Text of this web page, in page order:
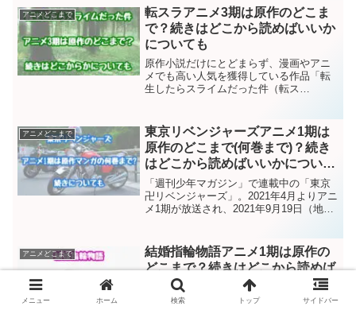
ここで気になるのはアニメ2期（第2シリ
ーズ）は原作マ...
アニメどこまで
転スラアニメ3期は原作のどこま
で？続きはどこから読めばいいか
についても
原作小説だけにとどまらず、漫画やアニ
メでも高い人気を獲得している作品「転
生したらスライムだった件（転ス
スラ」アニメ3期では原作小説・漫画のど
こからどこまでが描かれ...
アニメどこまで
東京リベンジャーズアニメ1期は
原作のどこまで(何巻まで)？続き
はどこから読めばいいかについて
も
「週刊少年マガジン」で連載中の「東京
卍リベンジャーズ」。2021年4月よりアニ
メ1期が放送され、2021年9月19日（地域
ニメと劇場版映画があったことで、さら
に人気が...
アニメどこまで
結婚指輪物語アニメ1期は原作の
どこまで？続きはどこから読めば
いいかについても
「月刊ビッグガンガン」（スクウェア・
メニュー ホーム 検索 トップ サイドバー